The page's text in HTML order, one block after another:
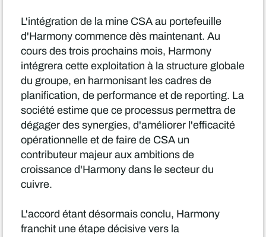
L'intégration de la mine CSA au portefeuille
d'Harmony commence dès maintenant. Au
cours des trois prochains mois, Harmony
intégrera cette exploitation à la structure globale
du groupe, en harmonisant les cadres de
planification, de performance et de reporting. La
société estime que ce processus permettra de
dégager des synergies, d'améliorer l'efficacité
opérationnelle et de faire de CSA un
contributeur majeur aux ambitions de
croissance d'Harmony dans le secteur du
cuivre.
L'accord étant désormais conclu, Harmony
franchit une étape décisive vers la